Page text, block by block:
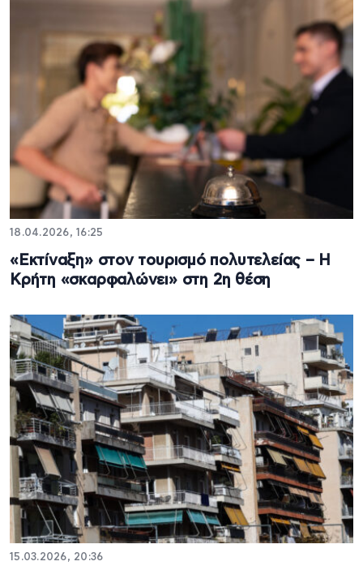
18.04.2026, 16:25
«Εκτίναξη» στον τουρισμό πολυτελείας – Η
Κρήτη «σκαρφαλώνει» στη 2η θέση
15.03.2026, 20:36